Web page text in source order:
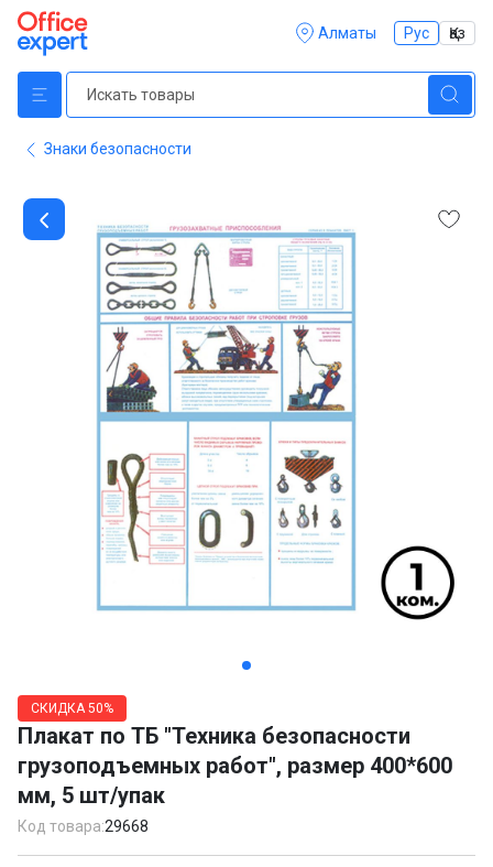
Алматы Рус Қаз
Знаки безопасности
of
5
СКИДКА 50%
Плакат по ТБ "Техника безопасности
грузоподъемных работ", размер 400*600
мм, 5 шт/упак
Код товара:29668